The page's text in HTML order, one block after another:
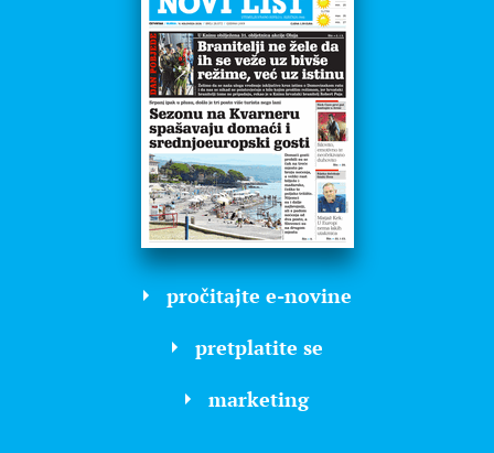
pročitajte e-novine
pretplatite se
marketing